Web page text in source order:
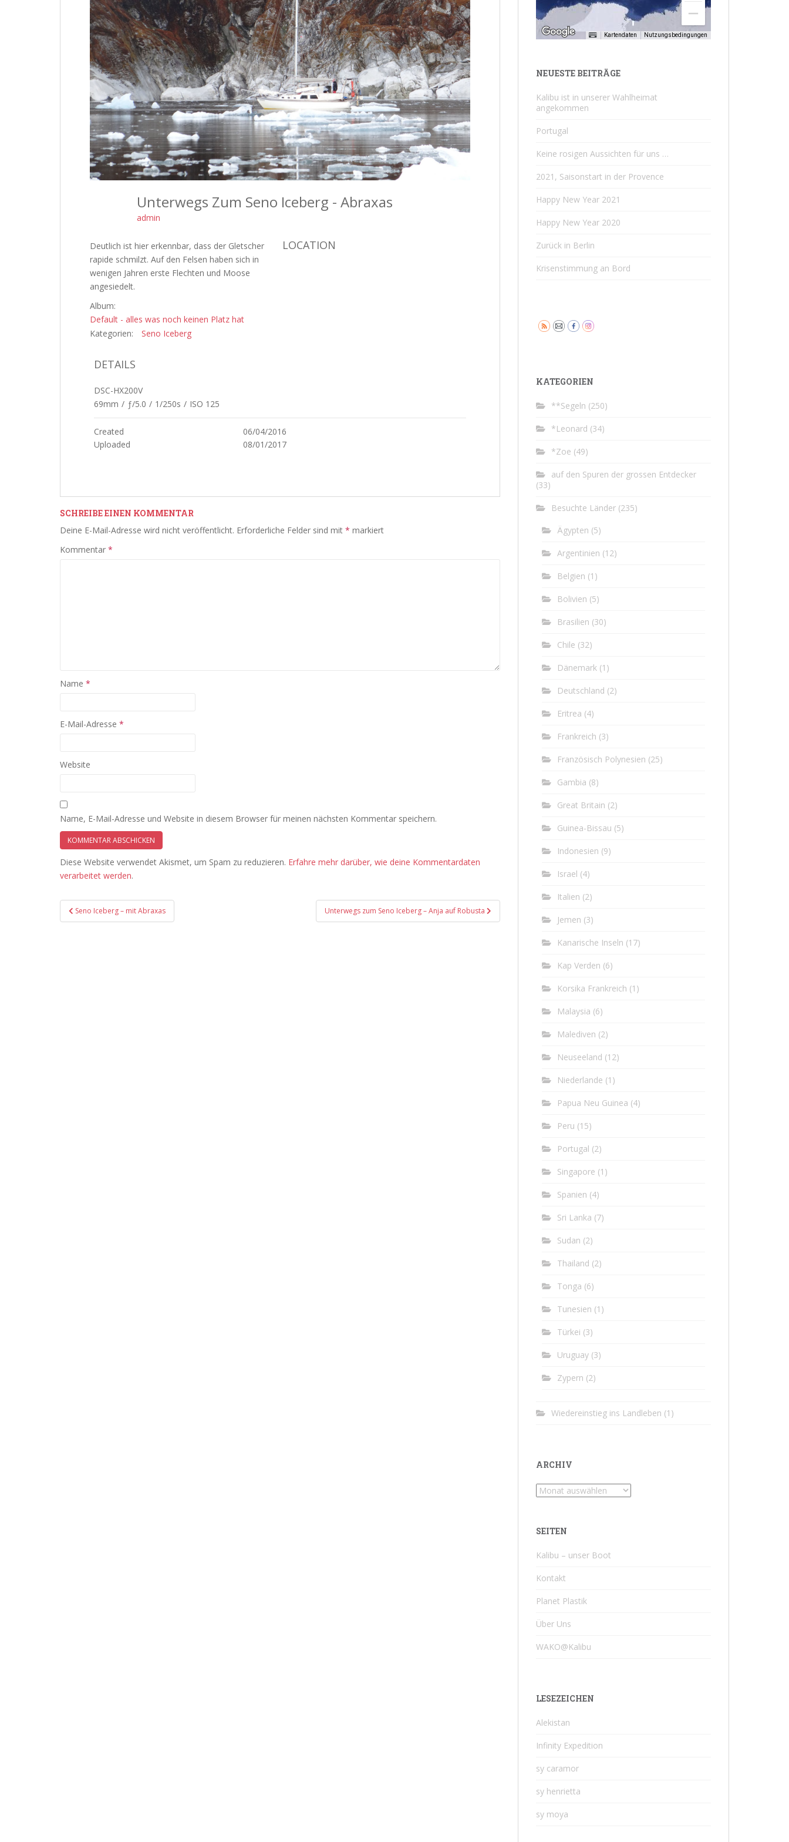
Unterwegs Zum Seno Iceberg - Abraxas
admin
Deutlich ist hier erkennbar, dass der Gletscher
rapide schmilzt. Auf den Felsen haben sich in
wenigen Jahren erste Flechten und Moose
angesiedelt.
Album:
Default - alles was noch keinen Platz hat
Kategorien:
Seno Iceberg
LOCATION
DETAILS
DSC-HX200V
69mm / ƒ/5.0 / 1/250s / ISO 125
Created
06/04/2016
Uploaded
08/01/2017
SCHREIBE EINEN KOMMENTAR
Deine E-Mail-Adresse wird nicht veröffentlicht. Erforderliche Felder sind mit * markiert
Kommentar *
Name *
E-Mail-Adresse *
Website
Name, E-Mail-Adresse und Website in diesem Browser für meinen nächsten Kommentar speichern.
Diese Website verwendet Akismet, um Spam zu reduzieren. Erfahre mehr darüber, wie deine Kommentardaten
verarbeitet werden.
Beitragsnavigation
Seno Iceberg – mit Abraxas Unterwegs zum Seno Iceberg – Anja auf Robusta
Kartendaten Nutzungsbedingungen
NEUESTE BEITRÄGE
Kalibu ist in unserer Wahlheimat
angekommen
Portugal
Keine rosigen Aussichten für uns …
2021, Saisonstart in der Provence
Happy New Year 2021
Happy New Year 2020
Zurück in Berlin
Krisenstimmung an Bord
KATEGORIEN
**Segeln (250)
*Leonard (34)
*Zoe (49)
auf den Spuren der grossen Entdecker
(33)
Besuchte Länder (235)
Ägypten (5)
Argentinien (12)
Belgien (1)
Bolivien (5)
Brasilien (30)
Chile (32)
Dänemark (1)
Deutschland (2)
Eritrea (4)
Frankreich (3)
Französisch Polynesien (25)
Gambia (8)
Great Britain (2)
Guinea-Bissau (5)
Indonesien (9)
Israel (4)
Italien (2)
Jemen (3)
Kanarische Inseln (17)
Kap Verden (6)
Korsika Frankreich (1)
Malaysia (6)
Malediven (2)
Neuseeland (12)
Niederlande (1)
Papua Neu Guinea (4)
Peru (15)
Portugal (2)
Singapore (1)
Spanien (4)
Sri Lanka (7)
Sudan (2)
Thailand (2)
Tonga (6)
Tunesien (1)
Türkei (3)
Uruguay (3)
Zypern (2)
Wiedereinstieg ins Landleben (1)
ARCHIV
Archiv
SEITEN
Kalibu – unser Boot
Kontakt
Planet Plastik
Über Uns
WAKO@Kalibu
LESEZEICHEN
Alekistan
Infinity Expedition
sy caramor
sy henrietta
sy moya